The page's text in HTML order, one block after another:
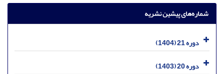
شماره‌های پیشین نشریه
دوره 21 (1404)
دوره 20 (1403)